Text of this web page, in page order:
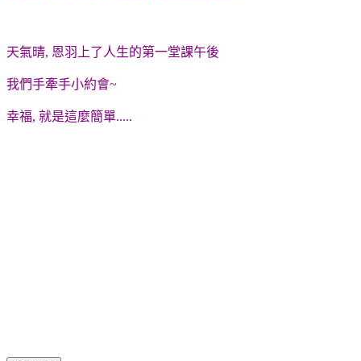
天氣晴, 恩羽上了人生的第一堂課午後
我們手牽手小約會~
幸福, 就是這麼簡單.....